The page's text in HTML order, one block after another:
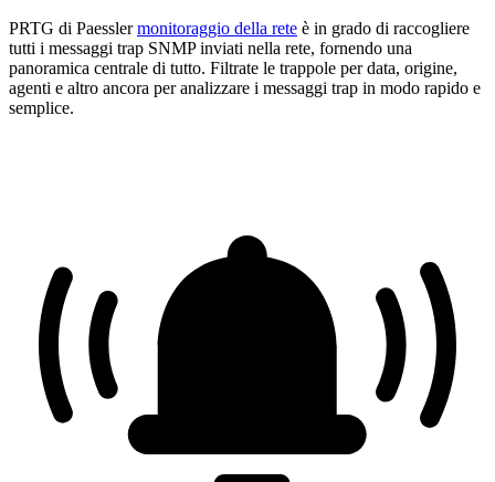
PRTG di Paesslermonitoraggio della rete è in grado di raccogliere
tutti i messaggi trap SNMP inviati nella rete, fornendo una
panoramica centrale di tutto. Filtrate le trappole per data, origine,
agenti e altro ancora per analizzare i messaggi trap in modo rapido e
semplice.